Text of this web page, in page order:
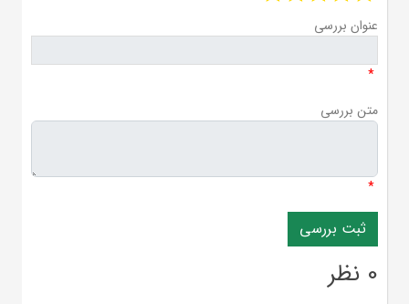
عنوان بررسی
*
متن بررسی
*
0 نظر